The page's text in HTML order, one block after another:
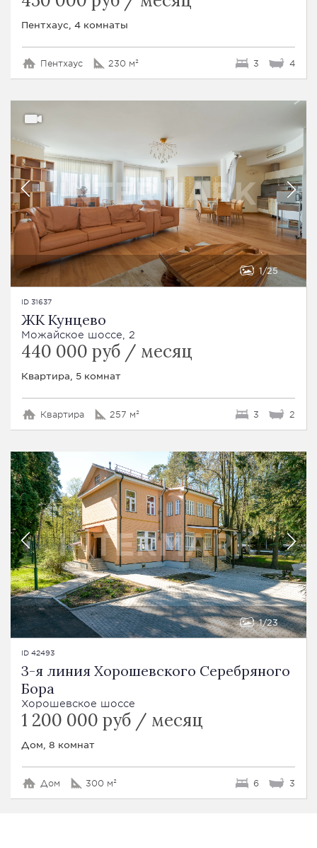
Пентхаус, 4 комнаты
Пентхаус 230 м² 3 4
1 25
ID 31637
ЖК Кунцево
Можайское шоссе, 2
440 000 руб / месяц
Квартира, 5 комнат
Квартира 257 м² 3 2
1 23
ID 42493
3-я линия Хорошевского Серебряного
Бора
Хорошевское шоссе
1 200 000 руб / месяц
Дом, 8 комнат
Дом 300 м² 6 3